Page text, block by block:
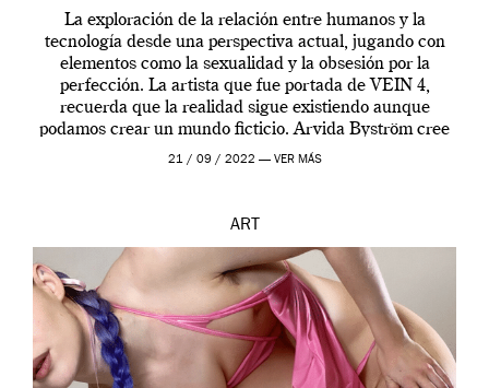
La exploración de la relación entre humanos y la
tecnología desde una perspectiva actual, jugando con
elementos como la sexualidad y la obsesión por la
perfección. La artista que fue portada de VEIN 4,
recuerda que la realidad sigue existiendo aunque
podamos crear un mundo ficticio. Arvida Byström cree
que los humanos tienen un complejo […]
21 / 09 / 2022 — VER MÁS
ART